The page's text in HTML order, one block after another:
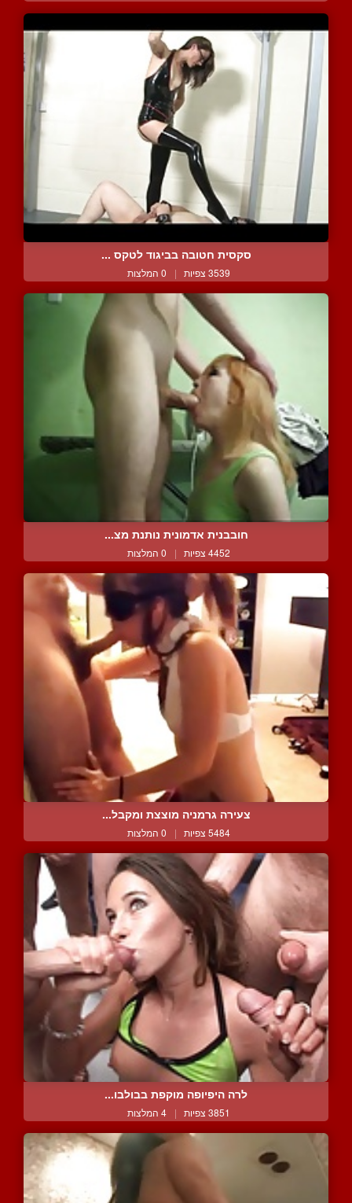
סקסית חטובה בביגוד לטקס ...
3539 צפיות | 0 המלצות
חובבנית אדמונית נותנת מצ...
4452 צפיות | 0 המלצות
צעירה גרמניה מוצצת ומקבל...
5484 צפיות | 0 המלצות
לרה היפיופה מוקפת בבולבו...
3851 צפיות | 4 המלצות